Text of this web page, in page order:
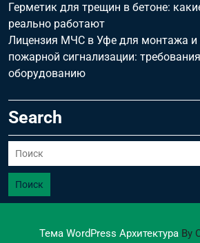
Герметик для трещин в бетоне:
реально работают
Лицензия МЧС в Уфе для монтажа и
пожарной сигнализации:
оборудованию
Search
Поиск
Тема WordPress АрхитектураBy